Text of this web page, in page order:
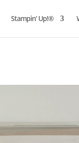
Stampin‘ Up!®